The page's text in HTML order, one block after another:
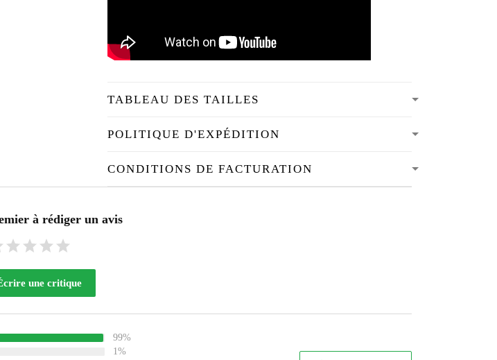
TABLEAU DES TAILLES
POLITIQUE D'EXPÉDITION
CONDITIONS DE FACTURATION
à rédiger un avis
une critique
99%
1%